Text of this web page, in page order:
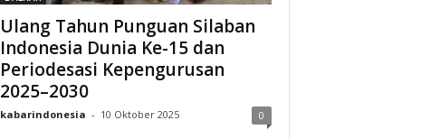
Ulang Tahun Punguan Silaban
Indonesia Dunia Ke-15 dan
Periodesasi Kepengurusan
2025–2030
kabarindonesia - 10 Oktober 2025 0